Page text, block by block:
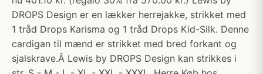
DROPS Design er en lækker herrejakke, strikket med
1 tråd Drops Karisma og 1 tråd Drops Kid-Silk. Denne
cardigan til mænd er strikket med bred forkant og
sjalskrave.Â Lewis by DROPS Design kan strikkes i